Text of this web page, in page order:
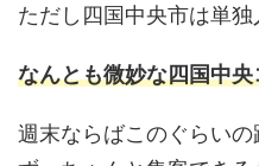
ただし四国中央市は単独
なんとも微妙な四国中
週末ならばこのぐらい